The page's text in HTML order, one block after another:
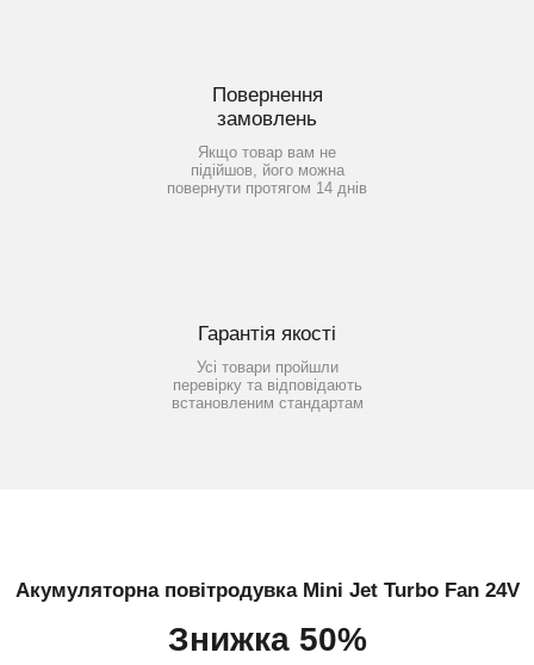
Повернення
замовлень
Якщо товар вам не
підійшов, його можна
повернути протягом 14 днів
Гарантія якості
Усі товари пройшли
перевірку та відповідають
встановленим стандартам
Акумуляторна повітродувка Mini Jet Turbo Fan 24V
Знижка 50%